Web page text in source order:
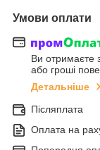
Умови оплати
Ви отримаєте
або гроші
Детальніше
Післяплата
Оплата на